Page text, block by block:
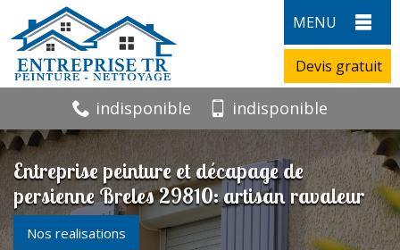
MENU
Devis gratuit
indisponible indisponible
Entreprise peinture et décapage de
persienne Breles 29810: artisan ravaleur
Nos realisations